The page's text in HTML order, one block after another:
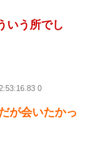
いう所でし
0
が会いたかっ